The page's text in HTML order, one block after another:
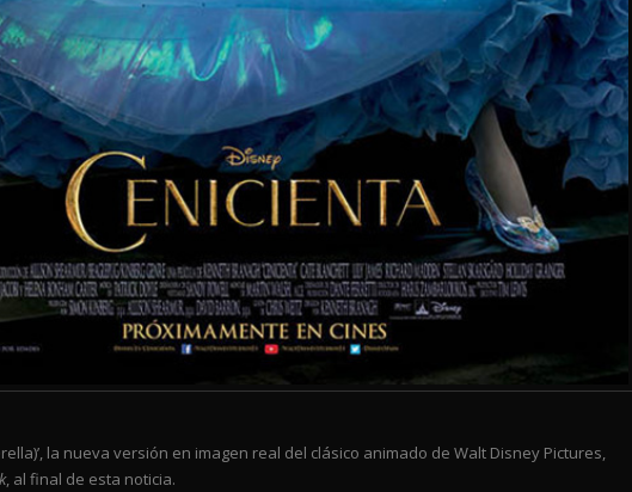
la nueva versión en imagen real del clásico animado de Walt Disney Pictures,
, al final de esta noticia.